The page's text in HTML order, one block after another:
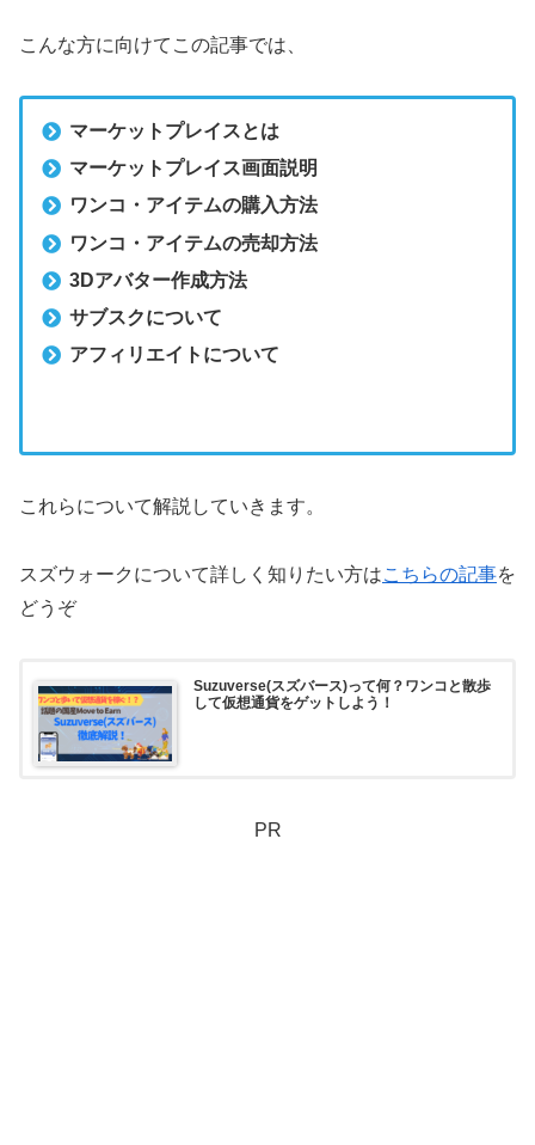
こんな方に向けてこの記事では、
マーケットプレイスとは
マーケットプレイス画面説明
ワンコ・アイテムの購入方法
ワンコ・アイテムの売却方法
3Dアバター作成方法
サブスクについて
アフィリエイトについて
これらについて解説していきます。
スズウォークについて詳しく知りたい方はこちらの記事を
どうぞ
Suzuverse(スズバース)って何？ワンコと散歩
して仮想通貨をゲットしよう！
PR